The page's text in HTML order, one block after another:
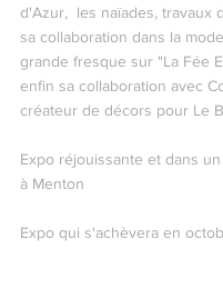
d'Azur,  les naïades, travaux
sa collaboration dans la
grande fresque sur "La Fée
enfin sa collaboration avec
créateur de décors pour Le
Expo réjouissante et dans
à Menton
Expo qui s'achèvera en